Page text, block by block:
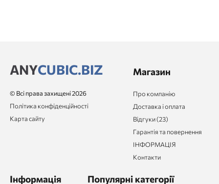
ANYCUBIC.BIZ
© Всі права захищені 2026
Політика конфіденційності
Карта сайту
Магазин
Про компанію
Доставка і оплата
Відгуки (23)
Гарантія та повернення
ІНФОРМАЦІЯ
Контакти
Інформація Популярні категорії